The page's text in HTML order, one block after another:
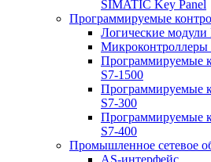
SIMATIC Key Panel
Программируемые
Логические
Программируемые
S7-1500
Программируемые
S7-300
Программируемые
S7-400
Промышленное сетевое